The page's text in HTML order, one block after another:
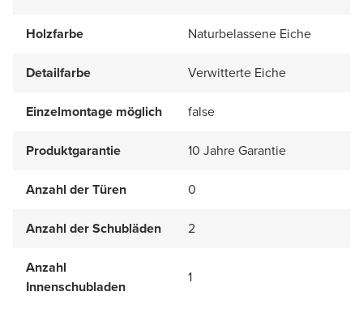
Holzfarbe Naturbelassene Eiche
Detailfarbe Verwitterte Eiche
Einzelmontage möglich false
Produktgarantie 10 Jahre Garantie
Anzahl der Türen 0
Anzahl der Schubläden 2
Anzahl
Innenschubladen
1